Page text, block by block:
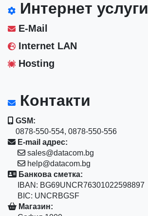
Интернет услуги
E-Mail
Internet LAN
Hosting
Контакти
GSM:
0878-550-554, 0878-550-556
E-mail адрес:
sales@datacom.bg
help@datacom.bg
Банкова сметка:
IBAN: BG69UNCR76301022598897
BIC: UNCRBGSF
Магазин: